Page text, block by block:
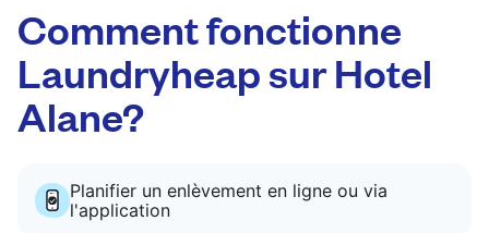
Comment fonctionne
Laundryheap sur Hotel
Alane?
Planifier un enlèvement en ligne ou via
l'application